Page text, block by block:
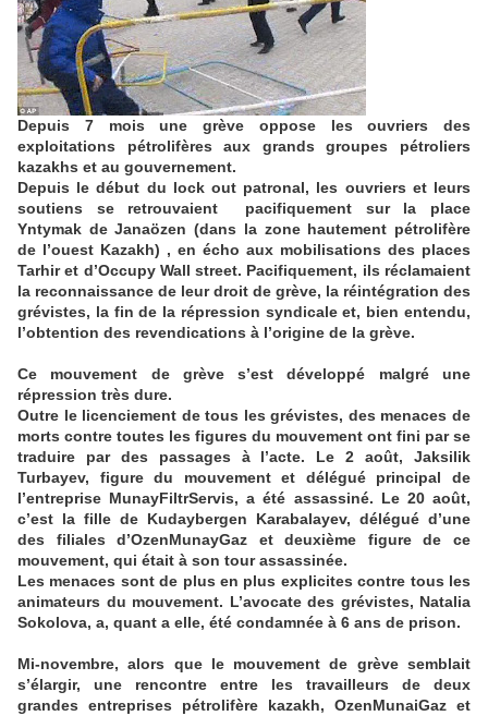
Depuis 7 mois une grève oppose les ouvriers des
exploitations pétrolifères aux grands groupes pétroliers
kazakhs et au gouvernement.
Depuis le début du lock out patronal, les ouvriers et leurs
soutiens se retrouvaient
pacifiquement sur la place
Yntymak de Janaözen (dans la zone hautement pétrolifère
de l’ouest Kazakh) , en écho aux mobilisations des places
Tarhir et d’Occupy Wall street. Pacifiquement, ils réclamaient
la reconnaissance de leur droit de grève, la réintégration des
grévistes, la fin de la répression syndicale et, bien entendu,
l’obtention des revendications à l’origine de la grève.
Ce mouvement de grève s’est développé malgré une
répression très dure.
Outre le licenciement de tous les grévistes, des menaces de
morts contre toutes les figures du mouvement ont fini par se
traduire par des passages à l’acte. Le 2 août, Jaksilik
Turbayev, figure du mouvement et délégué principal de
l’entreprise MunayFiltrServis, a été assassiné. Le 20 août,
c’est la fille de Kudaybergen Karabalayev, délégué d’une
des filiales d’OzenMunayGaz et deuxième figure de ce
mouvement, qui était à son tour assassinée.
Les menaces sont de plus en plus explicites contre tous les
animateurs du mouvement. L’avocate des grévistes, Natalia
Sokolova, a, quant a elle, été condamnée à 6 ans de prison.
Mi-novembre, alors que le mouvement de grève semblait
s’élargir, une rencontre entre les travailleurs de deux
grandes entreprises pétrolifère kazakh, OzenMunaiGaz et